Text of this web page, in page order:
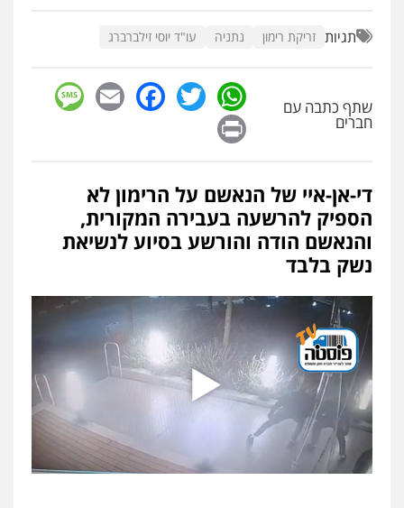
פלילי צבאי מעצרים וחקירות
עו"ד אלון קריטי
כלכלי
עו"ד זוהר ארבל
פלילי פשיעה חמורה מעצרים וחקירות
קטינים
עו"ד שלי גורביץ – לוי
משפט פלילי פשיעה חמורה מעצרים
וחקירות צבאי תעבורה
0544218336
משרד עורכי דין חן ברוך
פלילי מעצרים וחקירות
0505078733
תגיות זריקת רימון נתניה עו"ד יוסי זילברברג
שתף כתבה עם
חברים
WhatsApp
Twitter
Facebook
Email
די-אן-איי של הנאשם על הרימון לא
הספיק להרשעה בעבירה המקורית,
והנאשם הודה והורשע בסיוע לנשיאת
נשק בלבד